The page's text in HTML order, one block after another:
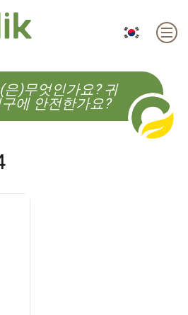
ES CS KO
)무엇인가요? 귀
에 안전한가요?